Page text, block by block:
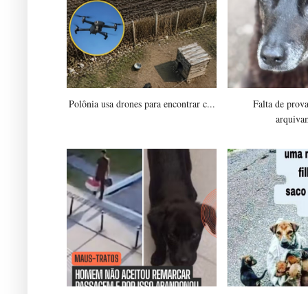
Polônia usa drones para encontrar c...
Falta de